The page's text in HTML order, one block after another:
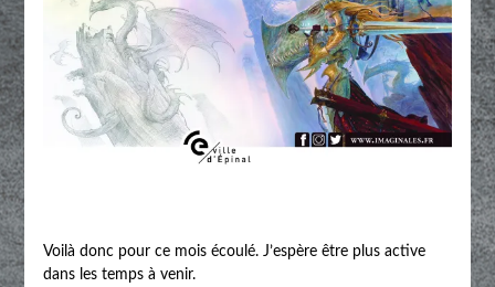
Voilà donc pour ce mois écoulé. J’espère être plus active
dans les temps à venir.